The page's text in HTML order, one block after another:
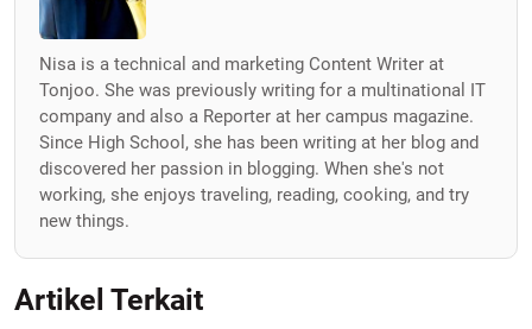
Nisa is a technical and marketing Content Writer at
Tonjoo. She was previously writing for a multinational IT
company and also a Reporter at her campus magazine.
Since High School, she has been writing at her blog and
discovered her passion in blogging. When she's not
working, she enjoys traveling, reading, cooking, and try
new things.
Artikel Terkait